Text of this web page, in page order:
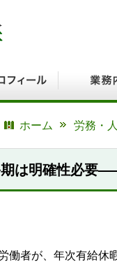
ホーム
労務・
は明確性必要
働者が、年次有給